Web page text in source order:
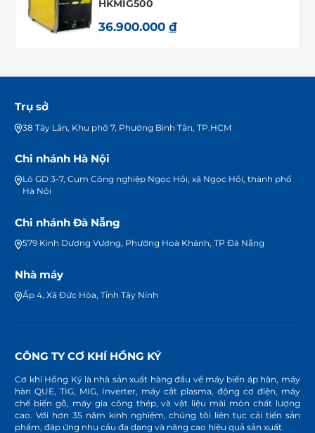
HKMIG500
36.900.000 ₫
Trụ sở
38 Tây Lân, Khu phố 7, Phường Bình Tân, TP.HCM
Chi nhánh Hà Nội
Lô GD 3-7, Cụm Công nghiệp Ngọc Hồi, xã Ngọc Hồi, thành phố
Hà Nội
Chi nhánh Đà Nẵng
579 Kinh Dương Vương, Phường Hoà Khánh, TP Đà Nẵng
Nhà máy
Ấp 4, Xã Đức Hòa, Tỉnh Tây Ninh
CÔNG TY CƠ KHÍ HỒNG KÝ
Cơ khí Hồng Ký là nhà sản xuất hàng đầu về máy biến áp hàn, máy
hàn QUE, TIG, MIG, Inverter, máy cắt plasma, động cơ điện, máy
chế biến gỗ, máy gia công thép, và vật liệu mài mòn chất lượng
cao. Với hơn 35 năm kinh nghiệm, chúng tôi liên tục cải tiến sản
phẩm, đáp ứng nhu cầu đa dạng và nâng cao hiệu quả sản xuất.